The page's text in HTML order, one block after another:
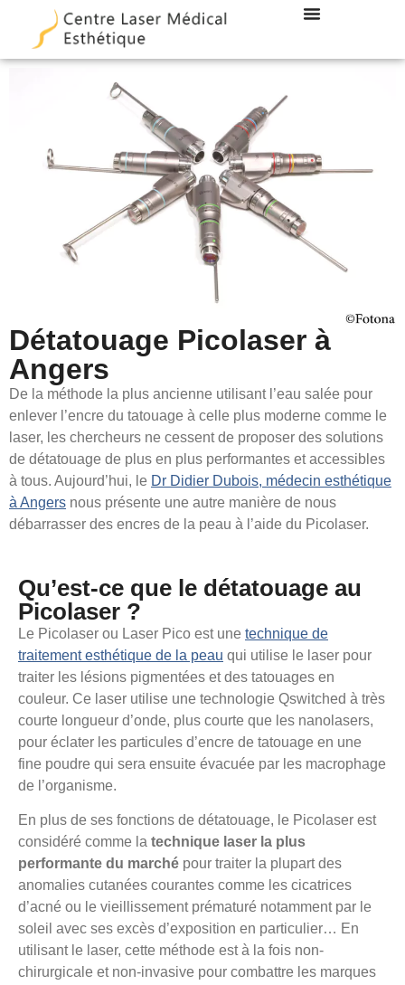
Détatouage Picolaser à
Angers
De la méthode la plus ancienne utilisant l’eau salée pour
enlever l’encre du tatouage à celle plus moderne comme le
laser, les chercheurs ne cessent de proposer des solutions
de détatouage de plus en plus performantes et accessibles
à tous. Aujourd’hui, le Dr Didier Dubois, médecin esthétique
à Angers nous présente une autre manière de nous
débarrasser des encres de la peau à l’aide du Picolaser.
Qu’est-ce que le détatouage au
Picolaser ?
Le Picolaser ou Laser Pico est une technique de
traitement esthétique de la peau qui utilise le laser pour
traiter les lésions pigmentées et des tatouages en
couleur. Ce laser utilise une technologie Qswitched à très
courte longueur d’onde, plus courte que les nanolasers,
pour éclater les particules d’encre de tatouage en une
fine poudre qui sera ensuite évacuée par les macrophage
de l’organisme.
En plus de ses fonctions de détatouage, le Picolaser est
considéré comme la technique laser la plus
performante du marché pour traiter la plupart des
anomalies cutanées courantes comme les cicatrices
d’acné ou le vieillissement prématuré notamment par le
soleil avec ses excès d’exposition en particulier… En
utilisant le laser, cette méthode est à la fois non-
chirurgicale et non-invasive pour combattre les marques